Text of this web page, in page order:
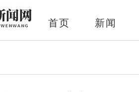
首页 新闻